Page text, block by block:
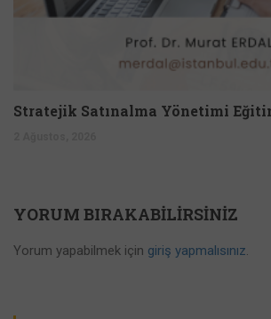
YORUM BIRAKABILIRSINIZ
Yorum yapabilmek için giriş yapmalısınız